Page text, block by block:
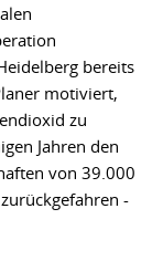
bereits
motiviert,
zu
Jahren den
von 39.000
-